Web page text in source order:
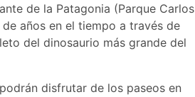
de la Patagonia (Parque Carlos
años en el tiempo a través de
del dinosaurio más grande del
disfrutar de los paseos en